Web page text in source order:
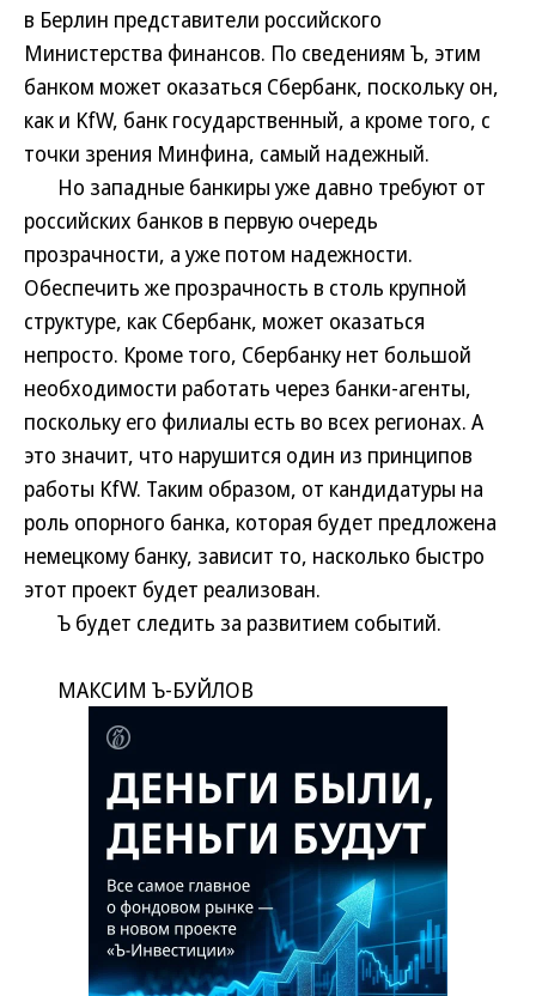
в Берлин представители российского
Министерства финансов. По сведениям Ъ, этим
банком может оказаться Сбербанк, поскольку он,
как и KfW, банк государственный, а кроме того, с
точки зрения Минфина, самый надежный.
Но западные банкиры уже давно требуют от
российских банков в первую очередь
прозрачности, а уже потом надежности.
Обеспечить же прозрачность в столь крупной
структуре, как Сбербанк, может оказаться
непросто. Кроме того, Сбербанку нет большой
необходимости работать через банки-агенты,
поскольку его филиалы есть во всех регионах. А
это значит, что нарушится один из принципов
работы KfW. Таким образом, от кандидатуры на
роль опорного банка, которая будет предложена
немецкому банку, зависит то, насколько быстро
этот проект будет реализован.
Ъ будет следить за развитием событий.
МАКСИМ Ъ-БУЙЛОВ